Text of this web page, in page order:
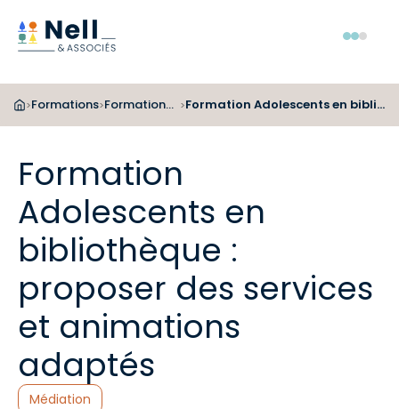
Aller au pied de page
Aller au menu
Aller au contenu
>Formations> Formations pour les bibliothécaires > Formation Adolescents en bibliothèque : proposer des services et animations adaptés
Formation
Adolescents en
bibliothèque :
proposer des services
et animations
adaptés
Catégories :
Médiation